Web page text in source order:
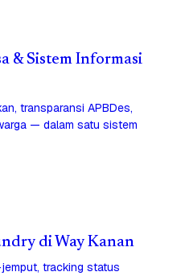
& Sistem Informasi
transparansi APBDes,
— dalam satu sistem
di Way Kanan
tracking status